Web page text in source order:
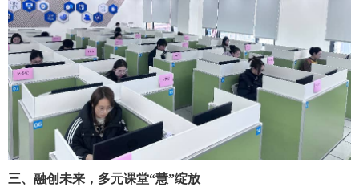
三、融创未来，多元课堂“慧”绽放